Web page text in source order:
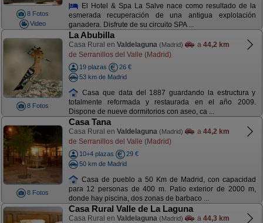
8 Fotos
Video
El Hotel & Spa La Salve nace como resultado de la
esmerada recuperación de una antigua explotación
ganadera. Disfrute de su circuito SPA ...
8 Fotos
La Abubilla
Casa Rural en Valdelaguna (Madrid) a 44,2 km
de Serranillos del Valle (Madrid)
19 plazas
26 €
53 km de Madrid
Casa que data del 1887 guardando la estructura y
totalmente reformada y restaurada en el año 2009.
Dispone de nueve dormitorios con aseo, ca ...
8 Fotos
Casa Tana
Casa Rural en Valdelaguna (Madrid) a 44,2 km
de Serranillos del Valle (Madrid)
10+4 plazas
29 €
50 km de Madrid
Casa de pueblo a 50 Km de Madrid, con capacidad
para 12 personas de 400 m. Patio exterior de 2000 m,
donde hay piscina, dos zonas de barbaco ...
Casa Rural Valle de La Laguna
Casa Rural en Valdelaguna (Madrid) a 44,3 km